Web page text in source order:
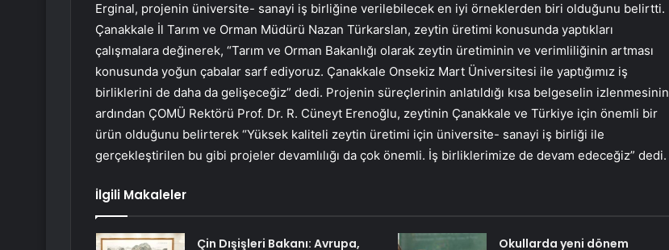
Erginal, projenin üniversite- sanayi iş birliğine verilebilecek en iyi örneklerden biri olduğunu belirtti.
Çanakkale İl Tarım ve Orman Müdürü Nazan Türkarslan, zeytin üretimi konusunda yaptıkları
çalışmalara değinerek, “Tarım ve Orman Bakanlığı olarak zeytin üretiminin ve verimliliğinin artması
konusunda yoğun çabalar sarf ediyoruz. Çanakkale Onsekiz Mart Üniversitesi ile yaptığımız iş
birliklerini de daha da gelişeceğiz” dedi. Projenin süreçlerinin anlatıldığı kısa belgeselin izlenmesinin
ardından ÇOMÜ Rektörü Prof. Dr. R. Cüneyt Erenoğlu, zeytinin Çanakkale ve Türkiye için önemli bir
ürün olduğunu belirterek “Yüksek kaliteli zeytin üretimi için üniversite- sanayi iş birliği ile
gerçekleştirilen bu gibi projeler devamlılığı da çok önemli. İş birliklerimize de devam edeceğiz” dedi.
İlgili Makaleler
Çin Dışişleri Bakanı: Avrupa,
Okullarda yeni dönem